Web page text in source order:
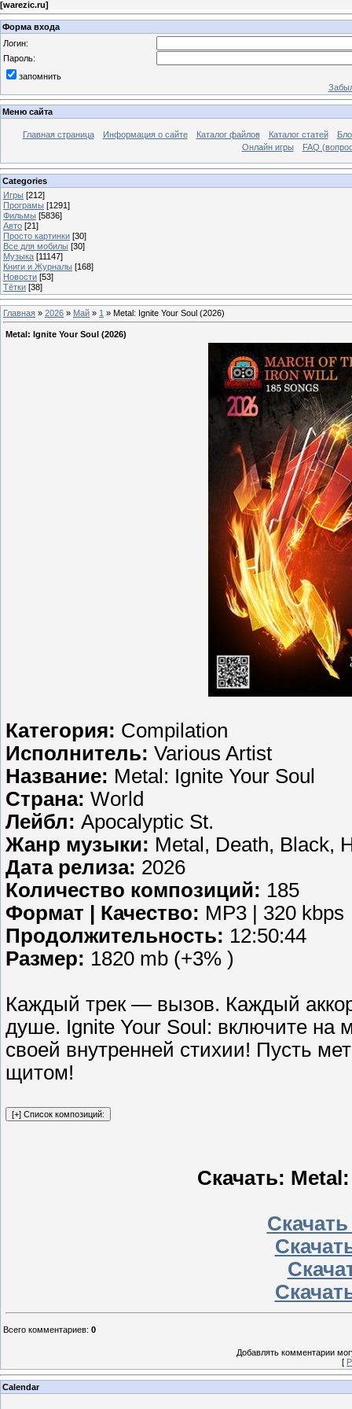
[warezic.ru]
Форма входа
Логин:
Пароль:
запомнить
Меню сайта
Главная страница Информация о сайте Каталог файлов Каталог статей
Онлайн игры
FAQ
Categories
Игры [212]
Програмы [1291]
Фильмы [5836]
Авто [21]
Просто картинки [30]
Все для мобилы [30]
Музыка [11147]
Книги и Журналы [168]
Новости [53]
Тётки [38]
Главная » 2026 » Май » 1 » Metal: Ignite Your Soul (2026)
Metal: Ignite Your Soul (2026)
Категория: Compilation
Исполнитель: Various Artist
Название: Metal: Ignite Your Soul
Страна: World
Лейбл: Apocalyptic St.
Жанр музыки: Metal, Death, Black,
Дата релиза: 2026
Количество композиций: 185
Формат | Качество: MP3 | 320 kbps
Продолжительность: 12:50:44
Размер: 1820 mb (+3% )
Каждый трек — вызов. Каждый
душе. Ignite Your Soul: включите на
своей внутренней стихии! Пусть
щитом!
Скачать:
Всего комментариев: 0
Добавлять комментарии
[
Calendar